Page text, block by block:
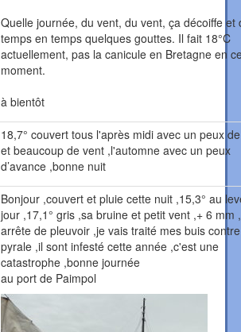
Quelle journée, du vent, du vent, ça décoiffe et
temps en temps quelques gouttes. Il fait 18°C
actuellement, pas la canicule en Bretagne en
moment.
à bientôt
18,7° couvert tous l'après midi avec un peux
et beaucoup de vent ,l'automne avec un peux
d’avance ,bonne nuit
Bonjour ,couvert et pluie cette nuit ,15,3° au
jour ,17,1° gris ,sa bruine et petit vent ,+ 6 mm
arrête de pleuvoir ,je vais traité mes buis
pyrale ,il sont infesté cette année ,c'est une
catastrophe ,bonne journée
au port de Paimpol